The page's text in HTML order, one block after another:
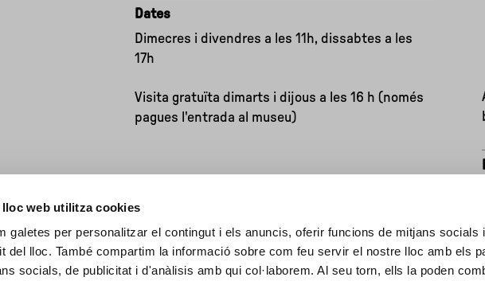
web utilitza cookies
galetes per personalitzar el contingut i els anuncis, oferir funcions de mitjans socials
del lloc. També compartim la informació sobre com feu servir el nostre lloc amb els
socials, de publicitat i d'anàlisis amb qui col·laborem. Al seu torn, ells la poden
Dates
Dimecres i divendres a les 11h, dissabtes a les
17h
Visita gratuïta dimarts i dijous a les 16 h (només
pagues l'entrada al museu)